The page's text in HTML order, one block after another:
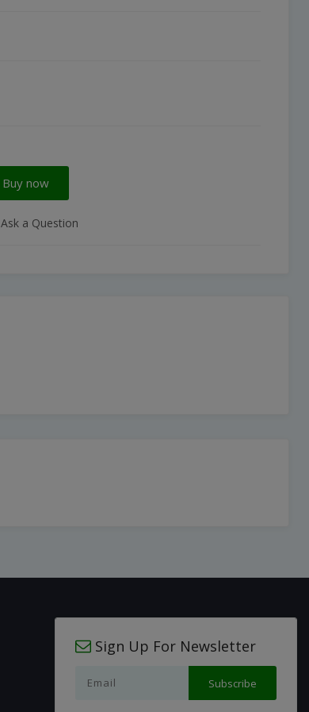
Buy now
Ask a Question
Sign Up For Newsletter